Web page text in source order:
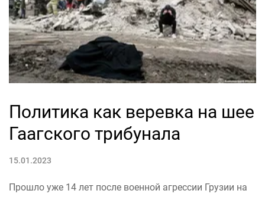
Политика как веревка на шее
Гаагского трибунала
15.01.2023
Прошло уже 14 лет после военной агрессии Грузии на